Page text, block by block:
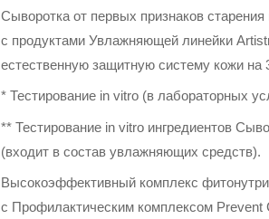
Сыворотка от первых признаков
с продуктами Увлажняющей линейки
естественную защитную систему кожи на
* Тестирование in vitro (в лабораторных
** Тестирование in vitro ингредиентов
(входит в состав увлажняющих средств).
Высокоэффективный комплекс
с Профилактическим комплексом Prevent